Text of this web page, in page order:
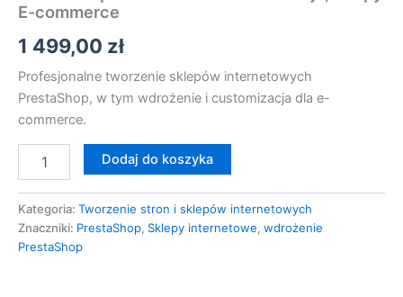
E-commerce
1 499,00 zł
Profesjonalne tworzenie sklepów internetowych
PrestaShop, w tym wdrożenie i customizacja dla e-
commerce.
Dodaj do koszyka
Kategoria: Tworzenie stron i sklepów internetowych
Znaczniki: PrestaShop, Sklepy internetowe, wdrożenie
PrestaShop